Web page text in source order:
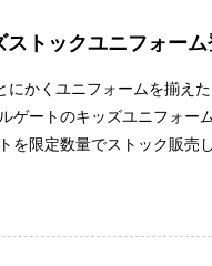
トックユニフォーム
にかくユニフォームを揃え
ゲートのキッズユニフォー
を限定数量でストック販売